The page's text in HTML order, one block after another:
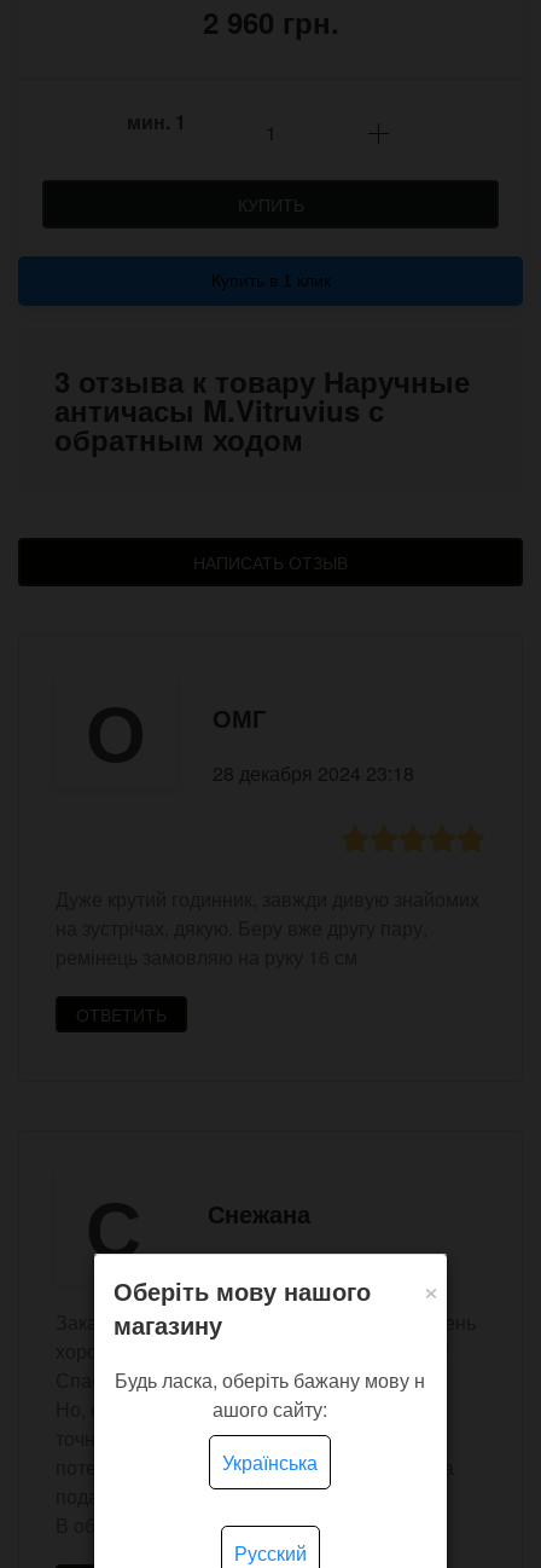
2 960 грн.
мин. 1
КУПИТЬ
Купить в 1 клик
3 отзыва к товару Наручные
античасы M.Vitruvius с
обратным ходом
НАПИСАТЬ ОТЗЫВ
О ОМГ
28 декабря 2024 23:18
ОТВЕТИТЬ
С Снежана
Заказала 2.11 пришли 8.11 ( укрпочтой). Очень
Спасибо!
Но, описание самих часов, немножко не
точное. И ремешок, изнутри, как будто
потертый, но это не проблема, хотя, если на
подарок, прийдется менять.
В общем, заказом довольна, спасибо!
×
Оберіть мову нашого
магазину
Будь ласка, оберіть бажану мову н
ашого сайту:
Українська
Русский